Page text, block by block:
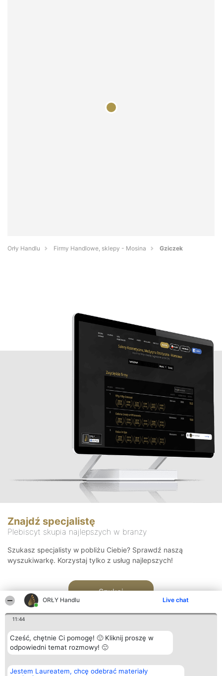
ORŁY Handlu Live chat
11:44
Cześć, chętnie Ci pomogę! 🙂 Kliknij proszę w
odpowiedni temat rozmowy! 🙂
Jestem Laureatem, chcę odebrać materiały
Orły Handlu Firmy Handlowe, sklepy - Mosina Gziczek
Znajdź specjalistę
Plebiscyt skupia najlepszych w branży
Szukasz specjalisty w pobliżu Ciebie? Sprawdź naszą
wyszukiwarkę. Korzystaj tylko z usług najlepszych!
Szukaj
Organizator plebiscytu
Bright Side Solutions sp. z o.
Plebiscyt
Laureaci
Kontakt
Kontakt